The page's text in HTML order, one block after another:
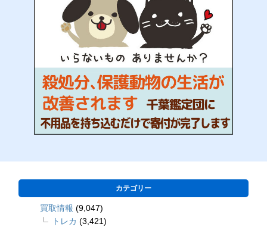
カテゴリー
買取情報 (9,047)
トレカ (3,421)